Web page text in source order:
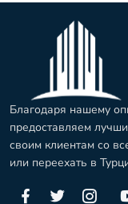
Благодаря нашему
предоставляем
своим клиентам со
или переехать в